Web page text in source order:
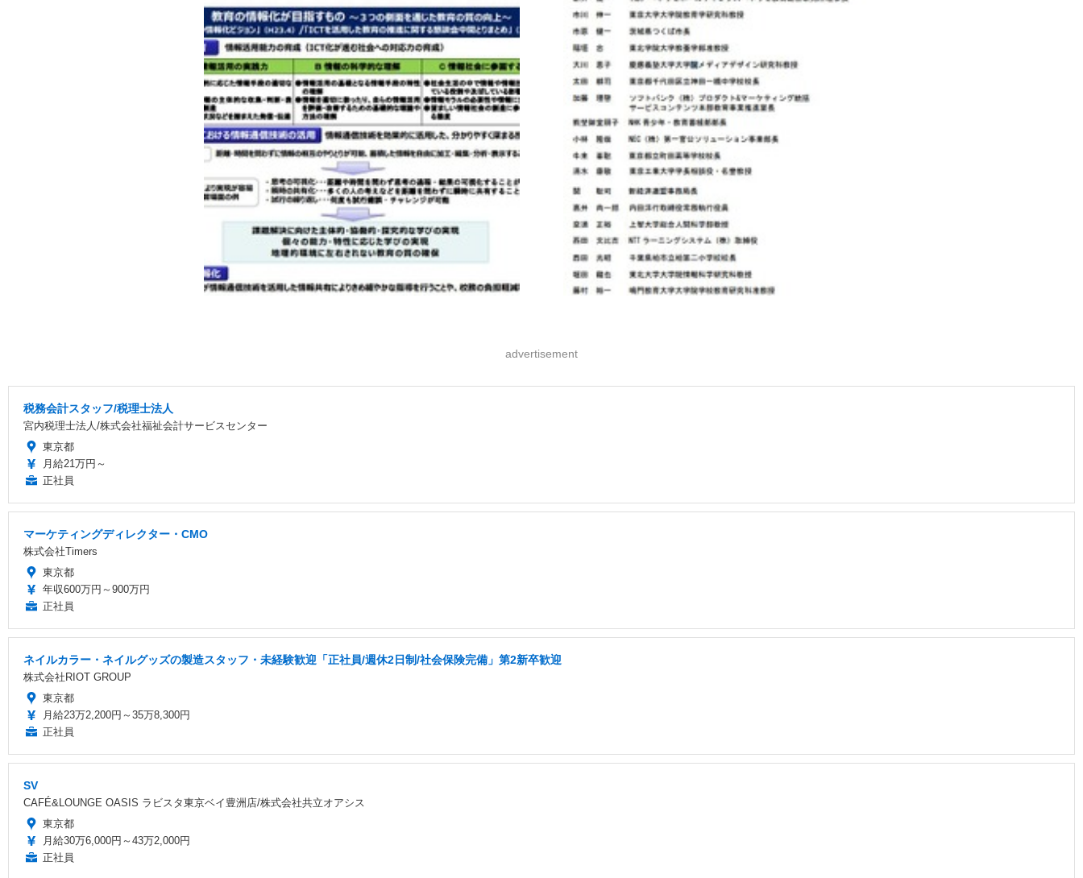
advertisement
税務会計スタッフ/税理士法人
宮内税理士法人/株式会社福祉会計サービスセンター
東京都
月給21万円～
正社員
マーケティングディレクター・CMO
株式会社Timers
東京都
年収600万円～900万円
正社員
ネイルカラー・ネイルグッズの製造スタッフ・未経験歓迎「正社員/週休2日制/社会保険完備」第2新卒歓迎
株式会社RIOT GROUP
東京都
月給23万2,200円～35万8,300円
正社員
SV
CAFÉ&LOUNGE OASIS ラビスタ東京ベイ豊洲店/株式会社共立オアシス
東京都
月給30万6,000円～43万2,000円
正社員